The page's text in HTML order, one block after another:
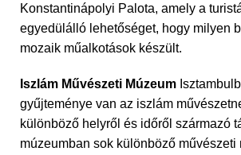
Konstantinápolyi Palota, amely a
egyedülálló lehetőséget, hogy milyen
mozaik műalkotások készült.
Iszlám Művészeti Múzeum
gyűjteménye van az iszlám
különböző helyről és időről származó
múzeumban sok különböző művészeti